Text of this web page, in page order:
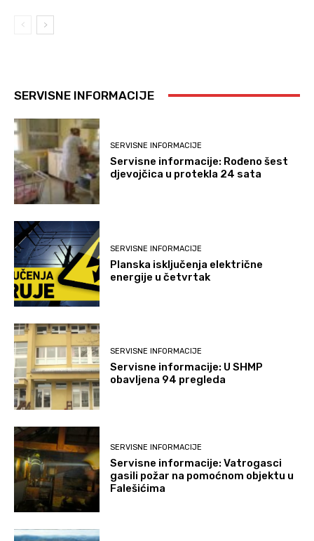
SERVISNE INFORMACIJE
SERVISNE INFORMACIJE
Servisne informacije: Rođeno šest
djevojčica u protekla 24 sata
SERVISNE INFORMACIJE
Planska isključenja električne
energije u četvrtak
SERVISNE INFORMACIJE
Servisne informacije: U SHMP
obavljena 94 pregleda
SERVISNE INFORMACIJE
Servisne informacije: Vatrogasci
gasili požar na pomoćnom objektu u
Falešićima